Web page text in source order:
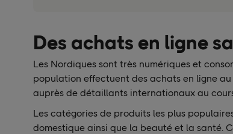
Des achats en ligne
Les Nordiques sont très numériques et
population effectuent des achats en ligne au
auprès de détaillants internationaux au
Les catégories de produits les plus
domestique ainsi que la beauté et la santé.